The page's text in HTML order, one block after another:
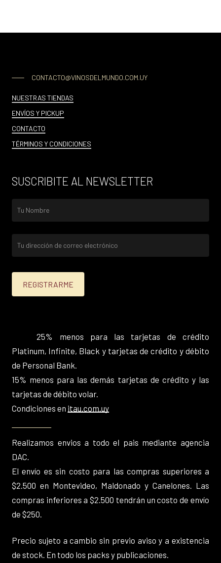
CONTACTO@VINOSDELMUNDO.COM.UY
NUESTRAS TIENDAS
ENVÍOS Y PICKUP
CONTACTO
TÉRMINOS Y CONDICIONES
SUSCRIBITE AL NEWSLETTER
25% menos para las tarjetas de crédito
Platinum, Infinite, Black y tarjetas de crédito y débito
de Personal Bank.
15% menos para las demás tarjetas de crédito y las
tarjetas de débito volar.
Condiciones en itau.com.uy
Realizamos envios a todo el pais mediante agencia
DAC.
El envío es sin costo para las compras superiores a
$2.500 en Montevideo, Maldonado y Canelones. Las
compras inferiores a $2.500 tendrán un costo de envío
de $250.
Precio sujeto a cambio sin previo aviso y a existencia
de stock. En todo los packs y publicaciones.